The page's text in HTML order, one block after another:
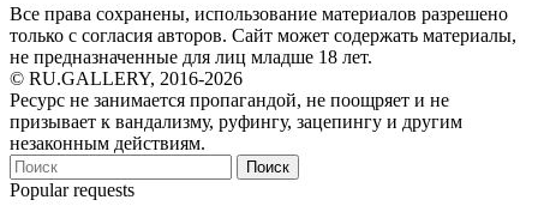
Все права сохранены, использование материалов разрешено
только с согласия авторов. Сайт может содержать материалы,
не предназначенные для лиц младше 18 лет.
© RU.GALLERY, 2016-2026
Ресурс не занимается пропагандой, не поощряет и не
призывает к вандализму, руфингу, зацепингу и другим
незаконным действиям.
Поиск
Popular requests